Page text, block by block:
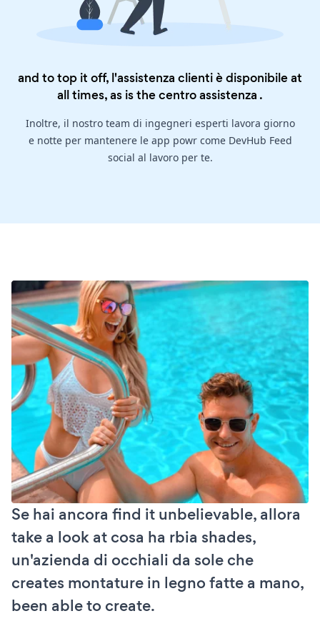
and to top it off, l'assistenza clienti è disponibile at
all times, as is thecentro assistenza .
Inoltre, il nostro team di ingegneri esperti lavora giorno
e notte per mantenere le app powr come DevHub Feed
social al lavoro per te.
Se hai ancora find it unbelievable, allora
take a look at cosa ha rbia shades,
un'azienda di occhiali da sole che
creates montature in legno fatte a mano,
been able to create.